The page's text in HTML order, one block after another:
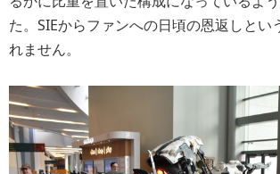
た。SIEからファンへの日頃の恩返しとい
れません。